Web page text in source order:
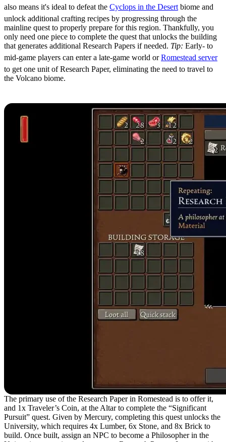
also means it's ideal to defeat the Cyclops in the Desert biome and
unlock additional crafting recipes by progressing through the
mainline quest to properly prepare for this region. Thankfully, you
only need one piece to complete the quest that unlocks the building
that generates additional Research Papers if needed. Tip: Early- to
mid-game players can enter a late-game world orRomestead server
to get one unit of Research Paper, eliminating the need to travel to
the Volcano biome.
The primary use of the Research Paper in Romestead is to offer it,
and 1x Traveler’s Coin, at the Altar to complete the “Significant
Pursuit” quest. Given by Mercury, completing this quest unlocks the
University, which requires 4x Lumber, 6x Stone, and 8x Brick to
build. Once built, assign an NPC to become a Philosopher in the